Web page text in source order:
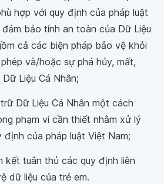
hợp với quy định của pháp luật
bảo tính an toàn của Dữ Liệu
cả các biện pháp bảo vệ khỏi
và/hoặc sự phá hủy, mất,
Liệu Cá Nhân;
Dữ Liệu Cá Nhân một cách
phạm vi cần thiết nhằm xử lý
định của pháp luật Việt Nam;
kết tuân thủ các quy định liên
dữ liệu của trẻ em.